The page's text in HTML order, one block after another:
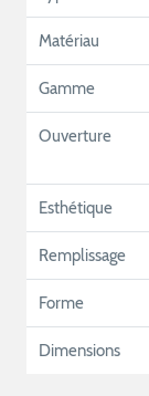
Matériau
Gamme
Ouverture
Esthétique
Remplissage
Forme
Dimensions